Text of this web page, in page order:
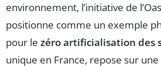
environnement, l’initiative de
positionne comme un exemple
pour le zéro artificialisation des
unique en France, repose sur